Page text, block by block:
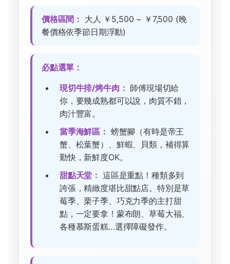
價格區間： 大人 ￥5,500 ~ ￥7,500 (晚
餐價格依季節日期浮動)
必點選單：
現切牛排/烤牛肉： 師傅現場切給
你，要幾成熟都可以說，肉質不錯，
肉汁豐富。
當季海鮮區： 螃蟹腳（有時是帝王
蟹、松葉蟹）、鮮蝦、貝類，補得算
勤快，新鮮度OK。
甜點天堂： 這區是重點！種類多到
誇張，精緻度堪比甜點店。特別是草
莓季、栗子季、巧克力季的主打甜
點，一定要拿！蒙布朗、草莓大福、
各種慕斯蛋糕…選擇障礙發作。